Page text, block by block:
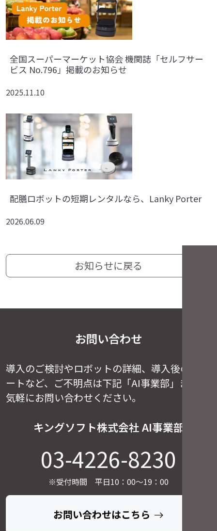
全国スーパーマーケット協会 機関誌「セルフサー
ビス No.796」掲載のお知らせ
2025.11.10
配膳ロボットの短期レンタルなら、Lanky Porter
2026.06.09
お知らせに戻る
お問い合わせ
導入のご検討やロボットの詳細、導入後のサポ
ートなど、 ご不明点は下記「AI事業部」までお
気軽にお問い合わせください。
キングソフト株式会社 AI事業部
03-4226-8230
※受付時間 平日10：00～19：00
お問い合わせはこちら